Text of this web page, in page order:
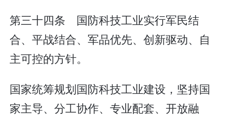
第三十四条 国防科技工业实行军民结
合、平战结合、军品优先、创新驱动、自
主可控的方针。
国家统筹规划国防科技工业建设，坚持国
家主导、分工协作、专业配套、开放融